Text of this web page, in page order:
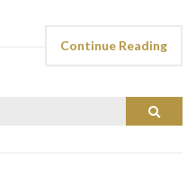
Continue Reading
Search